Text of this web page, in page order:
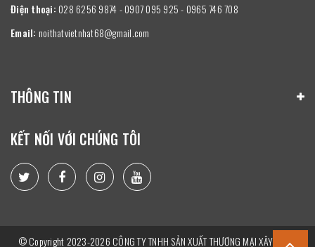
Điện thoại: 028 6256 9874 - 0907 095 925 - 0965 746 708
Email: noithatvietnhat68@gmail.com
THÔNG TIN
KẾT NỐI VỚI CHÚNG TÔI
© Copyright 2023-2026 CÔNG TY TNHH SẢN XUẤT THƯƠNG MẠI XÂY DỰNG